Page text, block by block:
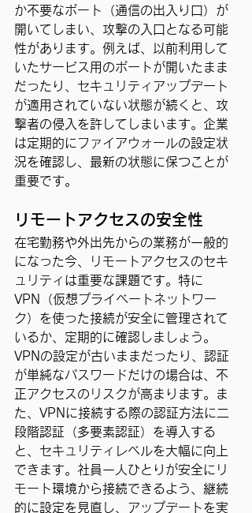
か不要なポート（通信の出入り口）が
開いてしまい、攻撃の入口となる可能
性があります。例えば、以前利用して
いたサービス用のポートが開いたまま
だったり、セキュリティアップデート
が適用されていない状態が続くと、攻
撃者の侵入を許してしまいます。企業
は定期的にファイアウォールの設定状
況を確認し、最新の状態に保つことが
重要です。
リモートアクセスの安全性
在宅勤務や外出先からの業務が一般的
になった今、リモートアクセスのセキ
ュリティは重要な課題です。特に
VPN（仮想プライベートネットワー
ク）を使った接続が安全に管理されて
いるか、定期的に確認しましょう。
VPNの設定が古いままだったり、認証
が単純なパスワードだけの場合は、不
正アクセスのリスクが高まります。ま
た、VPNに接続する際の認証方法に二
段階認証（多要素認証）を導入する
と、セキュリティレベルを大幅に向上
できます。社員一人ひとりが安全にリ
モート環境から接続できるよう、継続
的に設定を見直し、アップデートを実